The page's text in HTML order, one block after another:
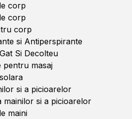
corp
corp
corp
si Antiperspirante
Si Decolteu
pentru masaj
si a picioarelor
mainilor si a picioarelor
maini